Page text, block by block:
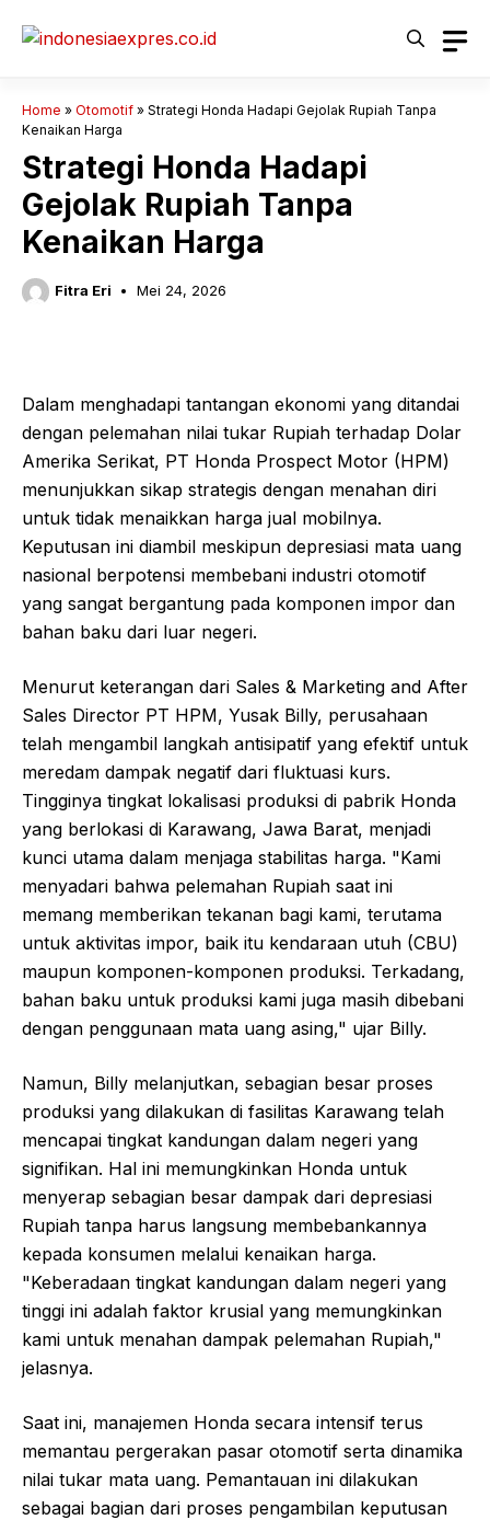
Home » Otomotif » Strategi Honda Hadapi Gejolak Rupiah Tanpa
Kenaikan Harga
Strategi Honda Hadapi
Gejolak Rupiah Tanpa
Kenaikan Harga
Fitra Eri Mei 24, 2026
Dalam menghadapi tantangan ekonomi yang ditandai
dengan pelemahan nilai tukar Rupiah terhadap Dolar
Amerika Serikat, PT Honda Prospect Motor (HPM)
menunjukkan sikap strategis dengan menahan diri
untuk tidak menaikkan harga jual mobilnya.
Keputusan ini diambil meskipun depresiasi mata uang
nasional berpotensi membebani industri otomotif
yang sangat bergantung pada komponen impor dan
bahan baku dari luar negeri.
Menurut keterangan dari Sales & Marketing and After
Sales Director PT HPM, Yusak Billy, perusahaan
telah mengambil langkah antisipatif yang efektif untuk
meredam dampak negatif dari fluktuasi kurs.
Tingginya tingkat lokalisasi produksi di pabrik Honda
yang berlokasi di Karawang, Jawa Barat, menjadi
kunci utama dalam menjaga stabilitas harga. "Kami
menyadari bahwa pelemahan Rupiah saat ini
memang memberikan tekanan bagi kami, terutama
untuk aktivitas impor, baik itu kendaraan utuh (CBU)
maupun komponen-komponen produksi. Terkadang,
bahan baku untuk produksi kami juga masih dibebani
dengan penggunaan mata uang asing," ujar Billy.
Namun, Billy melanjutkan, sebagian besar proses
produksi yang dilakukan di fasilitas Karawang telah
mencapai tingkat kandungan dalam negeri yang
signifikan. Hal ini memungkinkan Honda untuk
menyerap sebagian besar dampak dari depresiasi
Rupiah tanpa harus langsung membebankannya
kepada konsumen melalui kenaikan harga.
"Keberadaan tingkat kandungan dalam negeri yang
tinggi ini adalah faktor krusial yang memungkinkan
kami untuk menahan dampak pelemahan Rupiah,"
jelasnya.
Saat ini, manajemen Honda secara intensif terus
memantau pergerakan pasar otomotif serta dinamika
nilai tukar mata uang. Pemantauan ini dilakukan
sebagai bagian dari proses pengambilan keputusan